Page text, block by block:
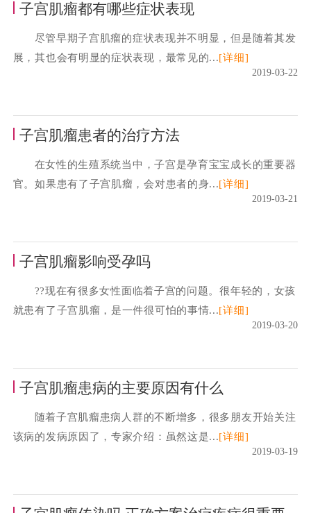
子宫肌瘤都有哪些症状表现
尽管早期子宫肌瘤的症状表现并不明显，但是随着其发
展，其也会有明显的症状表现，最常见的...[详细]
2019-03-22
子宫肌瘤患者的治疗方法
在女性的生殖系统当中，子宫是孕育宝宝成长的重要器
官。如果患有了子宫肌瘤，会对患者的身...[详细]
2019-03-21
子宫肌瘤影响受孕吗
??现在有很多女性面临着子宫的问题。很年轻的，女孩
就患有了子宫肌瘤，是一件很可怕的事情...[详细]
2019-03-20
子宫肌瘤患病的主要原因有什么
随着子宫肌瘤患病人群的不断增多，很多朋友开始关注
该病的发病原因了，专家介绍：虽然这是...[详细]
2019-03-19